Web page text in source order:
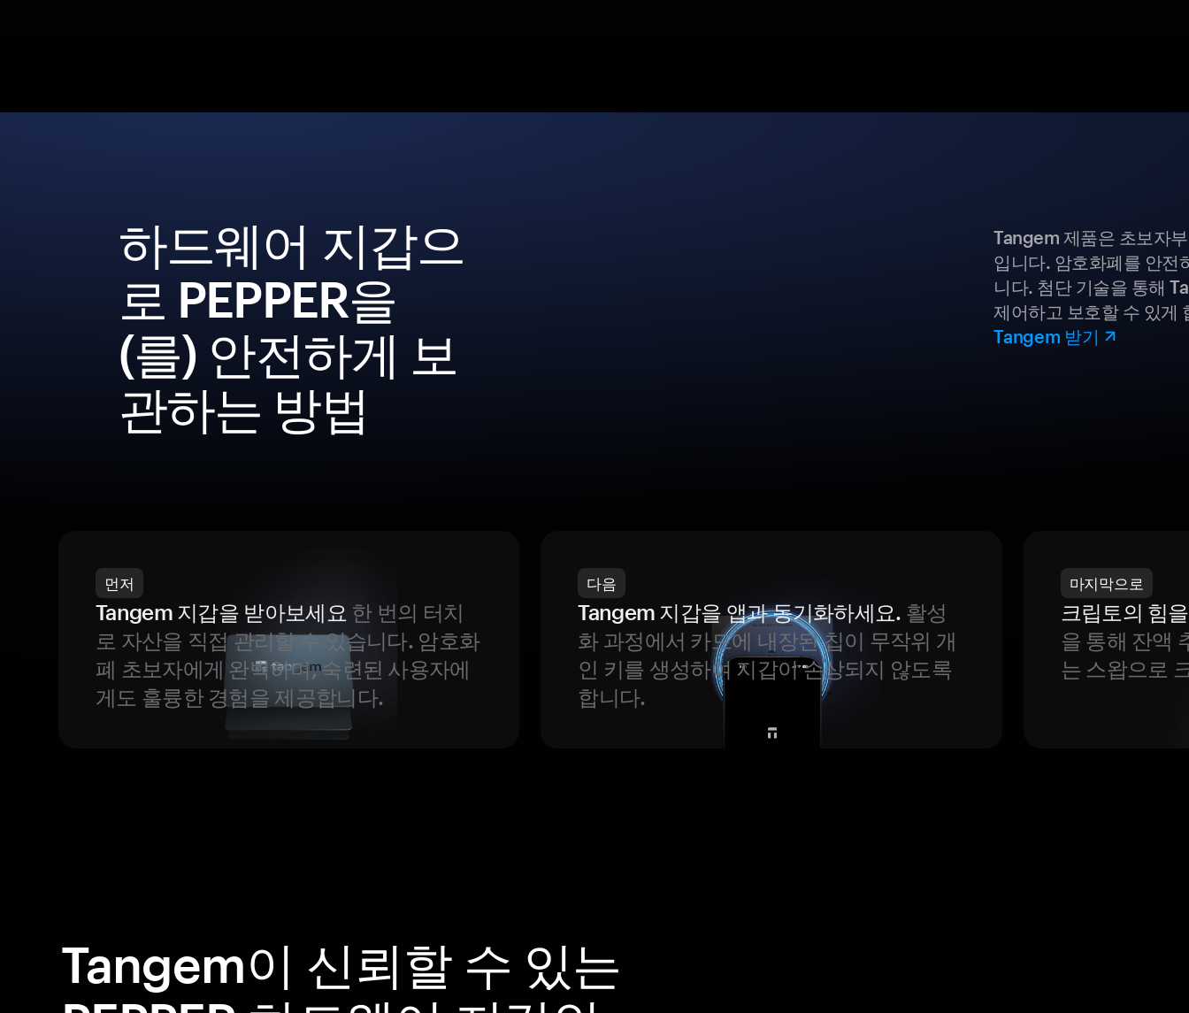
하드웨어 지갑으
로 PEPPER을
(를) 안전하게 보
관하는 방법
Tangem 제품은 초보자
입니다. 암호화폐를 안전
니다. 첨단 기술을 통해
제어하고 보호할 수 있게
Tangem 받기
먼저
Tangem 지갑을 받아보세요 한 번의 터치
로 자산을 직접 관리할 수 있습니다. 암호화
폐 초보자에게 완벽하며, 숙련된 사용자에
게도 훌륭한 경험을 제공합니다.
다음
Tangem 지갑을 앱과 동기화하세요. 활성
화 과정에서 카드에 내장된 칩이 무작위 개
인 키를 생성하여 지갑이 손상되지 않도록
합니다.
마지막으로
크립토의 힘
을 통해 잔액
는 스왑으로
Tangem이 신뢰할 수 있는